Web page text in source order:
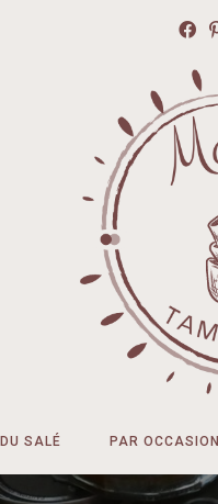
DU SALÉ PAR OCCASION